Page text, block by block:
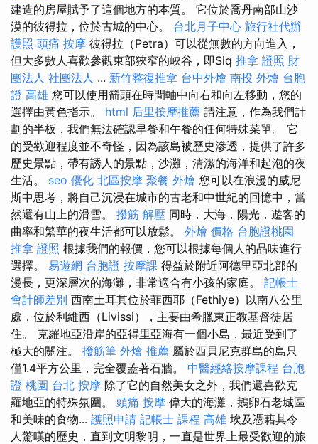
建造的房屋賦予了這個地方的本質。 它位於喬丹南部山沙
漠的彼得拉，位於古城的中心。 台北月子中心 旅行社代辦
護照 頭痛 按摩 彼得拉（Petra）可以從無數的方向進入，
但大多數人喜歡參觀東部狹窄的峽谷，即Siq 推拿 證照 財
團法人 社團法人 ... 新竹整復推拿 台中外燴 南投 外燴 台胞
證 高雄 您可以使用箭頭在時間軸中向右和向左移動，您的
選擇由黃色指示。 html 后里按摩推薦 請注意，作為我們計
劃的半板，我們無法確認早餐和午餐的任何特殊菜單。 它
的受歡迎程度並不奇怪，因為該島被歷史滲透，提供了許多
歷史景點，帶有誘人的景點，沙灘，清潔的海洋和起泡的夜
生活。 seo 優化 北區按摩 聚餐 外燴 您可以在浪漫的威尼
斯中思考，將自己沉浸在城市的古老和中世紀的回憶中，當
然還有山上的滑雪。 撥筋 解壓 同時，大海，陽光，遊客的
曲率和繁華的夜生活都可以放鬆。 外燴 價格 台胞證桃園
推拿 證照 根據我們的報價，您可以根據每個人的品味進行
選擇。 易遊網 台胞證 按摩課 得益於附近阿德里亞北部的
漫長，更深層次的海灘，非常適合有小孩的家庭。 記帳士
會計師差別 西南土耳其位於菲西耶（Fethiye）以南八公里
處，位於利維西（Livissi），主要由希臘東正教基督徒居
住。 克羅地亞沿岸的亞得里亞海有一個小島，最近受到了
極大的關注。 撥筋筆 外燴 推薦 屬於西貝尼克群島的島只
僅1.4平方公里，完全覆蓋著石牆。 中醫經絡按摩課程 台胞
證 桃園 台北 按摩 除了它的自然美女之外，我們還喜歡克
羅地亞的特殊氛圍。 頭痛 按摩 偉大的海灘，鵝卵石老城區
和美味的食物... 護照申請 記帳士 課程 高雄 埃及憑藉其令
人驚嘆的歷史，直到文明黎明，一直是世界上最受歡迎的旅